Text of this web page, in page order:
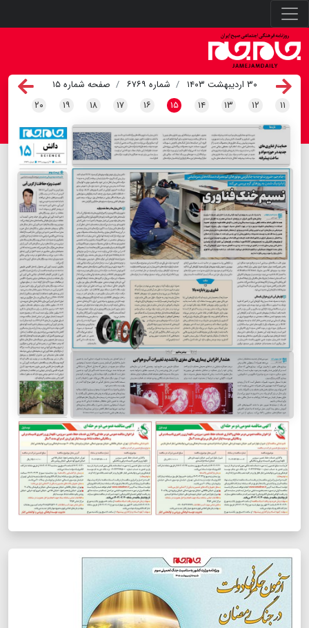
۳۰ اردیبهشت ۱۴۰۳ شماره ۶۷۶۹
صفحه شماره ۱۵
۱۱ ۱۲ ۱۳ ۱۴ ۱۵ ۱۶ ۱۷ ۱۸ ۱۹ ۲۰